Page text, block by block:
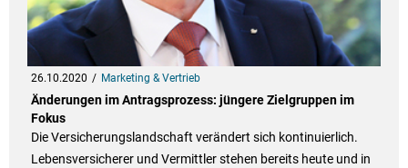
26.10.2020 Marketing & Vertrieb
Änderungen im Antragsprozess: jüngere Zielgruppen im
Fokus
Die Versicherungslandschaft verändert sich kontinuierlich.
Lebensversicherer und Vermittler stehen bereits heute und in